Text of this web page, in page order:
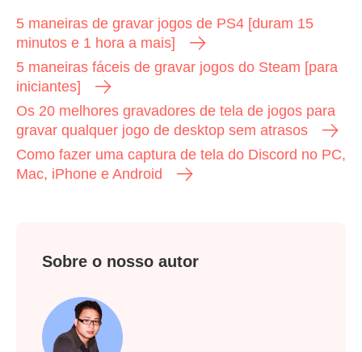
5 maneiras de gravar jogos de PS4 [duram 15
minutos e 1 hora a mais]
5 maneiras fáceis de gravar jogos do Steam [para
iniciantes]
Os 20 melhores gravadores de tela de jogos para
gravar qualquer jogo de desktop sem atrasos
Como fazer uma captura de tela do Discord no PC,
Mac, iPhone e Android
Sobre o nosso autor